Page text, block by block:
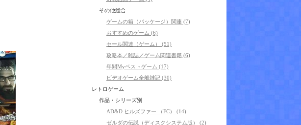
その他総合
ゲームの箱（パッケージ）関連 (7)
おすすめのゲーム (6)
セール関連（ゲーム） (51)
攻略本／雑誌／ゲーム関連書籍 (6)
年間Myベストゲーム (17)
ビデオゲーム全般雑記 (30)
レトロゲーム
作品・シリーズ別
AD&D ヒルズファー （FC） (14)
ゼルダの伝説（ディスクシステム版） (2)